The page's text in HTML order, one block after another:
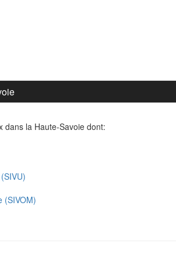
dans la Haute-Savoie dont:
(SIVOM)